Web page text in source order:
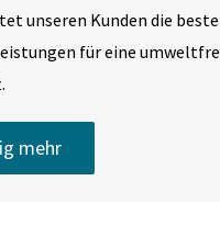
unseren Kunden die
für eine
mehr